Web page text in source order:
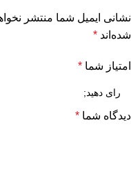
نشانی ایمیل شما منتشر
شده‌اند *
امتیاز شما *
دیدگاه شما *